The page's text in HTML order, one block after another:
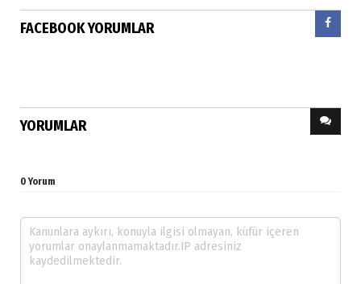
FACEBOOK YORUMLAR
YORUMLAR
0 Yorum